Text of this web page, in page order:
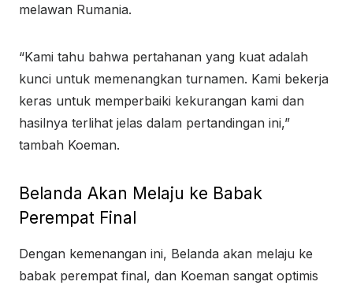
melawan Rumania.
“Kami tahu bahwa pertahanan yang kuat adalah
kunci untuk memenangkan turnamen. Kami bekerja
keras untuk memperbaiki kekurangan kami dan
hasilnya terlihat jelas dalam pertandingan ini,”
tambah Koeman.
Belanda Akan Melaju ke Babak
Perempat Final
Dengan kemenangan ini, Belanda akan melaju ke
babak perempat final, dan Koeman sangat optimis